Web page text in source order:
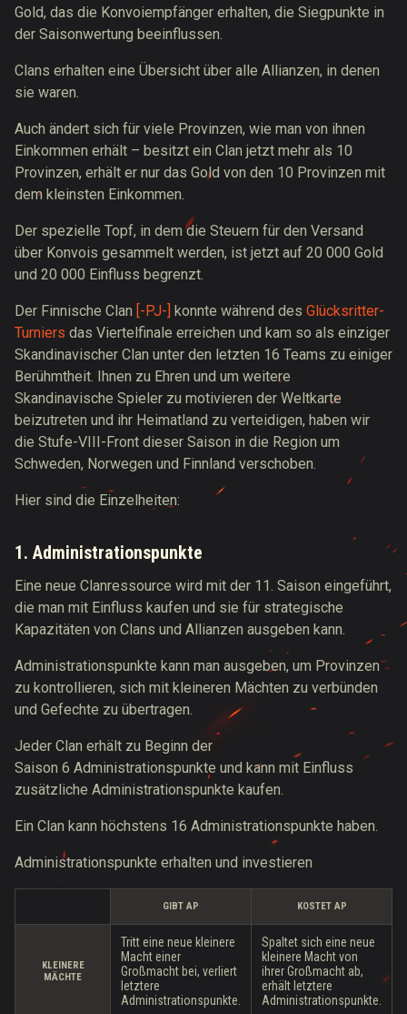
Gold, das die Konvoiempfänger erhalten, die Siegpunkte in
der Saisonwertung beeinflussen.
Clans erhalten eine Übersicht über alle Allianzen, in denen
sie waren.
Auch ändert sich für viele Provinzen, wie man von ihnen
Einkommen erhält – besitzt ein Clan jetzt mehr als 10
Provinzen, erhält er nur das Gold von den 10 Provinzen mit
dem kleinsten Einkommen.
Der spezielle Topf, in dem die Steuern für den Versand
über Konvois gesammelt werden, ist jetzt auf 20 000 Gold
und 20 000 Einfluss begrenzt.
Der Finnische Clan [-PJ-] konnte während des Glücksritter-
Turniers das Viertelfinale erreichen und kam so als einziger
Skandinavischer Clan unter den letzten 16 Teams zu einiger
Berühmtheit. Ihnen zu Ehren und um weitere
Skandinavische Spieler zu motivieren der Weltkarte
beizutreten und ihr Heimatland zu verteidigen, haben wir
die Stufe-VIII-Front dieser Saison in die Region um
Schweden, Norwegen und Finnland verschoben.
Hier sind die Einzelheiten:
1. Administrationspunkte
Eine neue Clanressource wird mit der 11. Saison eingeführt,
die man mit Einfluss kaufen und sie für strategische
Kapazitäten von Clans und Allianzen ausgeben kann.
Administrationspunkte kann man ausgeben, um Provinzen
zu kontrollieren, sich mit kleineren Mächten zu verbünden
und Gefechte zu übertragen.
Jeder Clan erhält zu Beginn der
Saison 6 Administrationspunkte und kann mit Einfluss
zusätzliche Administrationspunkte kaufen.
Ein Clan kann höchstens 16 Administrationspunkte haben.
Administrationspunkte erhalten und investieren
GIBT AP KOSTET AP
KLEINERE
MÄCHTE
Tritt eine neue kleinere
Macht einer
Großmacht bei, verliert
letztere
Administrationspunkte.
Spaltet sich eine neue
kleinere Macht von
ihrer Großmacht ab,
erhält letztere
Administrationspunkte.